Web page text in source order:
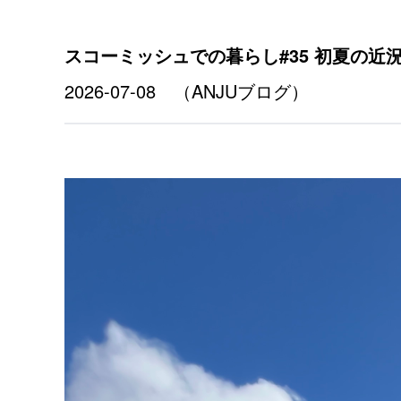
スコーミッシュでの暮らし#35 初夏の近
2026-07-08 （ANJUブログ）